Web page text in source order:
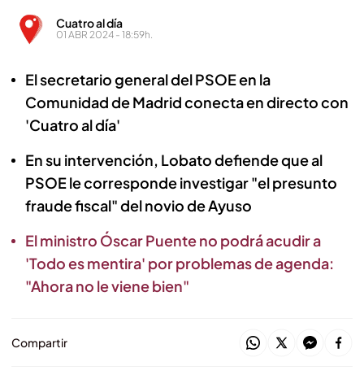
Cuatro al día
01 ABR 2024 - 18:59h.
El secretario general del PSOE en la
Comunidad de Madrid conecta en directo con
'Cuatro al día'
En su intervención, Lobato defiende que al
PSOE le corresponde investigar "el presunto
fraude fiscal" del novio de Ayuso
El ministro Óscar Puente no podrá acudir a
'Todo es mentira' por problemas de agenda:
"Ahora no le viene bien"
Compartir